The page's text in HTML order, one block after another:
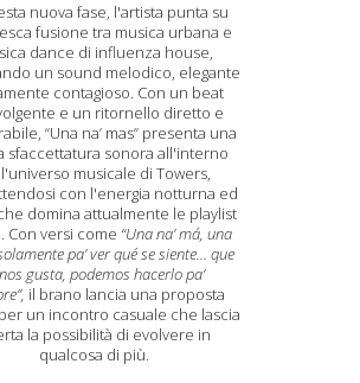
nuova fase, l'artista punta su
fusione tra musica urbana e
dance di influenza house,
un sound melodico, elegante
contagioso. Con un beat
e un ritornello diretto e
“Una na’ mas” presenta una
sfaccettatura sonora all'interno
musicale di Towers,
con l'energia notturna ed
domina attualmente le playlist
Con versi come “Una na’ má, una
pa’ ver qué se siente… que
gusta, podemos hacerlo pa’
il brano lancia una proposta
un incontro casuale che lascia
la possibilità di evolvere in
qualcosa di più.